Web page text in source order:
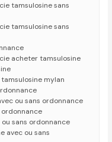
tamsulosine sans
tamsulosine sans
acheter tamsulosine
mylan
ou sans ordonnance
sans ordonnance
avec ou sans